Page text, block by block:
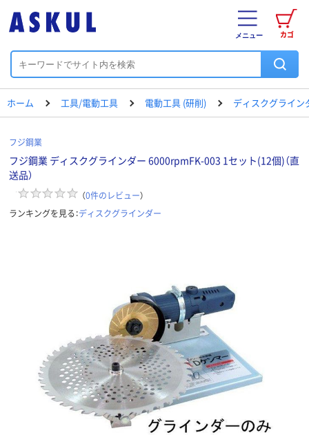
カゴ
メニュー
ホーム 工具/電動工具 電動工具 (研削) ディスクグライン
フジ鋼業
フジ鋼業 ディスクグラインダー 6000rpmFK-003 1セット(12個)（直
送品）
（0件のレビュー）
ランキングを見る：ディスクグラインダー